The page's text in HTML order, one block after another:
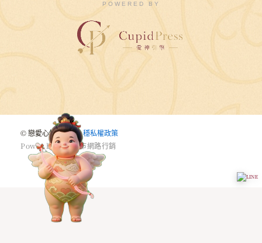
POWERED BY
© 戀愛心悅婚友社 |穩私權政策
Power by 驅動城市網路行銷